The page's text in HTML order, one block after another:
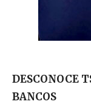
DESCONOCE
BANCOS